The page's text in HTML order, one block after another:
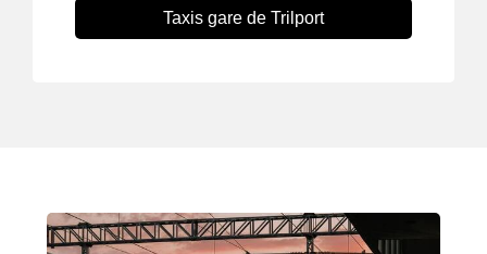
Taxis gare de Trilport